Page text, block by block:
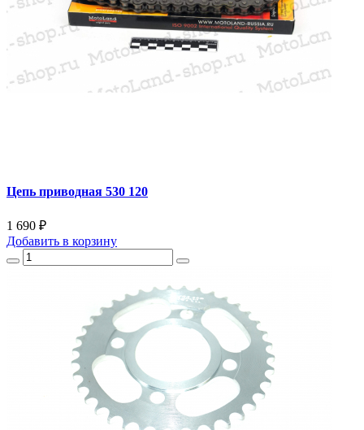
Цепь приводная 530 120
1 690 ₽
Добавить в корзину